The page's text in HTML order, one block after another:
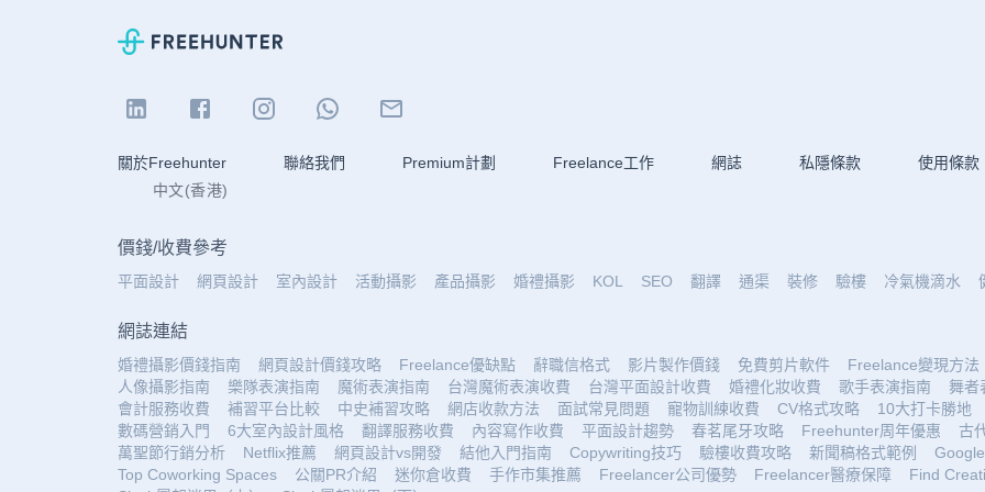
關於Freehunter 聯絡我們 Premium計劃 Freelance工作 網誌 私隱條款
使用條款
中文(香港)
價錢/收費參考
平面設計 網頁設計 室內設計 活動攝影 產品攝影 婚禮攝影 KOL SEO 翻譯 通渠 裝修 驗樓 冷氣機滴水
網誌連結
婚禮攝影價錢指南 網頁設計價錢攻略 Freelance優缺點 辭職信格式 影片製作價錢 免費剪片軟件
Freelance變現方法
人像攝影指南
樂隊表演指南 魔術表演指南 台灣魔術表演收費 台灣平面設計收費 婚禮化妝收費 歌手表演指南
舞者
會計服務收費
補習平台比較 中史補習攻略 網店收款方法 面試常見問題 寵物訓練收費 CV格式攻略
10大打卡勝地
數碼營銷入門
6大室內設計風格 翻譯服務收費 內容寫作收費 平面設計趨勢 春茗尾牙攻略 Freehunter周年優惠
古
萬聖節行銷分析
Netflix推薦 網頁設計vs開發 結他入門指南 Copywriting技巧 驗樓收費攻略 新聞稿格式範例
Top Coworking Spaces
公關PR介紹 迷你倉收費 手作市集推薦 Freelancer公司優勢 Freelancer醫療保障
Find